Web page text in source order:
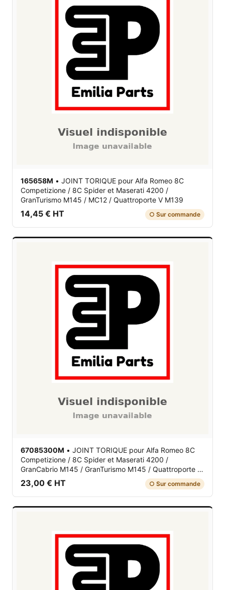
165658M • JOINT TORIQUE pour Alfa Romeo 8C
Competizione / 8C Spider et Maserati 4200 /
GranTurismo M145 / MC12 / Quattroporte V M139
14,45 € HT ○ Sur commande
67085300M • JOINT TORIQUE pour Alfa Romeo 8C
Competizione / 8C Spider et Maserati 4200 /
GranCabrio M145 / GranTurismo M145 / Quattroporte V
M139
23,00 € HT ○ Sur commande